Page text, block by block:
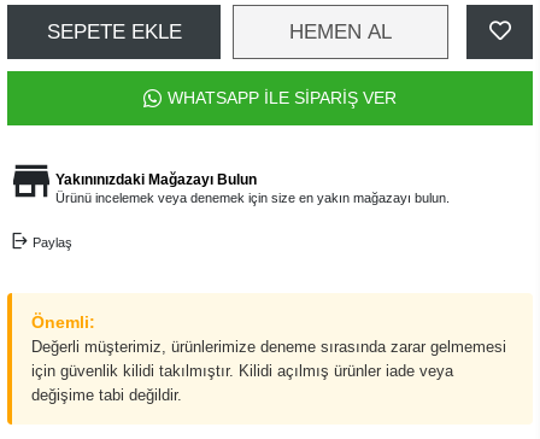
SEPETE EKLE HEMEN AL
WHATSAPP İLE SİPARİŞ VER
Yakınınızdaki Mağazayı Bulun
Ürünü incelemek veya denemek için size en yakın mağazayı bulun.
Paylaş
Önemli:
Değerli müşterimiz, ürünlerimize deneme sırasında zarar gelmemesi
için güvenlik kilidi takılmıştır. Kilidi açılmış ürünler iade veya
değişime tabi değildir.